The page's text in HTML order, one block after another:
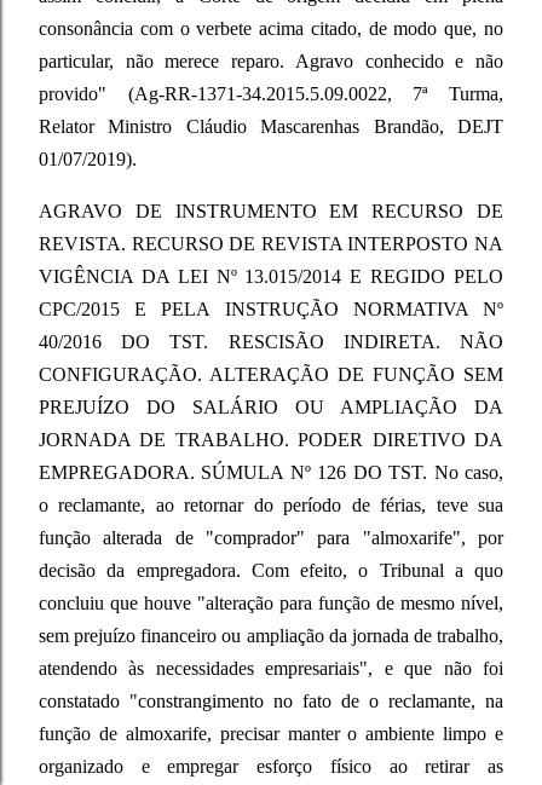
consonância com o verbete acima citado, de modo que, no
particular, não merece reparo. Agravo conhecido e não
provido" (Ag-RR-1371-34.2015.5.09.0022, 7ª Turma,
Relator Ministro Cláudio Mascarenhas Brandão, DEJT
01/07/2019).
AGRAVO DE INSTRUMENTO EM RECURSO DE
REVISTA. RECURSO DE REVISTA INTERPOSTO NA
VIGÊNCIA DA LEI Nº 13.015/2014 E REGIDO PELO
CPC/2015 E PELA INSTRUÇÃO NORMATIVA Nº
40/2016 DO TST. RESCISÃO INDIRETA. NÃO
CONFIGURAÇÃO. ALTERAÇÃO DE FUNÇÃO SEM
PREJUÍZO DO SALÁRIO OU AMPLIAÇÃO DA
JORNADA DE TRABALHO. PODER DIRETIVO DA
EMPREGADORA. SÚMULA Nº 126 DO TST. No caso,
o reclamante, ao retornar do período de férias, teve sua
função alterada de "comprador" para "almoxarife", por
decisão da empregadora. Com efeito, o Tribunal a quo
concluiu que houve "alteração para função de mesmo nível,
sem prejuízo financeiro ou ampliação da jornada de trabalho,
atendendo às necessidades empresariais", e que não foi
constatado "constrangimento no fato de o reclamante, na
função de almoxarife, precisar manter o ambiente limpo e
organizado e empregar esforço físico ao retirar as